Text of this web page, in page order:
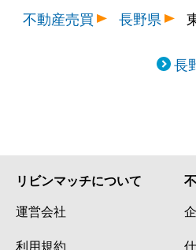
不動産売買
長野県
長
リビンマッチについて
運営会社
利用規約